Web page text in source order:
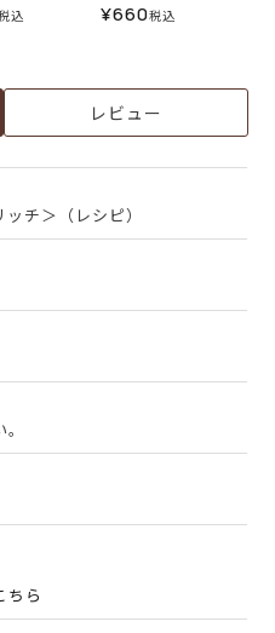
込 ¥660税込
レビュー
チ＞（レシピ）
ちら